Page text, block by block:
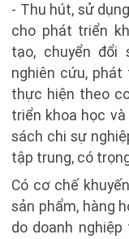
- Thu hút, sử
cho phát triển
tạo, chuyển đổi
nghiên cứu,
thực hiện theo
triển khoa học
sách chi sự
tập trung, có
Có cơ chế
sản phẩm, hàng
do doanh